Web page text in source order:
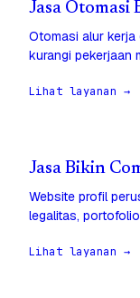
Jasa Otomasi
Otomasi alur
kurangi pekerjaan
Lihat layanan →
Jasa Bikin
Website profil
legalitas,
Lihat layanan →